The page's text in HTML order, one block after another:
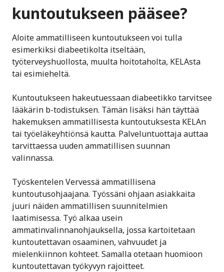
kuntoutukseen pääsee?
Aloite ammatilliseen kuntoutukseen voi tulla
esimerkiksi diabeetikolta itseltään,
työterveyshuollosta, muulta hoitotaholta, KELAsta
tai esimieheltä.
Kuntoutukseen hakeutuessaan diabeetikko tarvitsee
lääkärin b-todistuksen. Tämän lisäksi hän täyttää
hakemuksen ammatillisesta kuntoutuksesta KELAn
tai työeläkeyhtiönsä kautta. Palveluntuottaja auttaa
tarvittaessa uuden ammatillisen suunnan
valinnassa.
Työskentelen Vervessä ammatillisena
kuntoutusohjaajana. Työssäni ohjaan asiakkaita
juuri näiden ammatillisen suunnitelmien
laatimisessa. Työ alkaa usein
ammatinvalinnanohjauksella, jossa kartoitetaan
kuntoutettavan osaaminen, vahvuudet ja
mielenkiinnon kohteet. Samalla otetaan huomioon
kuntoutettavan työkyvyn rajoitteet.